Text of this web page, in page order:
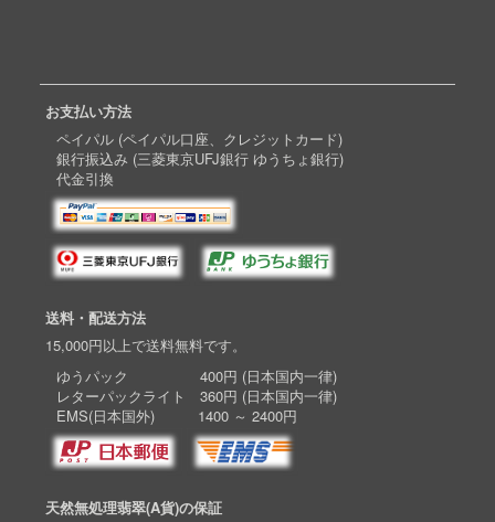
お支払い方法
ペイパル (ペイパル口座、クレジットカード)
銀行振込み (三菱東京UFJ銀行 ゆうちょ銀行)
代金引換
送料・配送方法
15,000円以上で送料無料です。
ゆうパック 400円 (日本国内一律)
レターパックライト 360円 (日本国内一律)
EMS(日本国外) 1400 ～ 2400円
天然無処理翡翠(A貨)の保証